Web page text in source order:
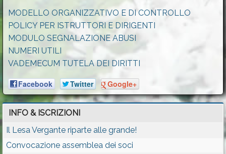
MODELLO ORGANIZZATIVO E DI CONTROLLO
POLICY PER ISTRUTTORI E DIRIGENTI
MODULO SEGNALAZIONE ABUSI
NUMERI UTILI
VADEMECUM TUTELA DEI DIRITTI
Facebook Twitter Google+
INFO & ISCRIZIONI
Il Lesa Vergante riparte alle grande!
Convocazione assemblea dei soci